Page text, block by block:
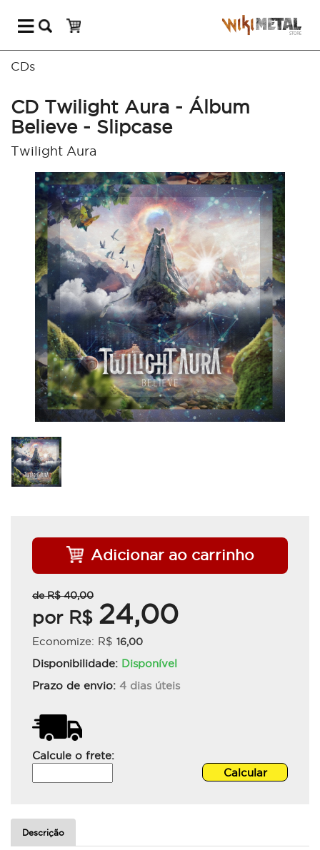
CDs
CD Twilight Aura - Álbum
Believe - Slipcase
Twilight Aura
Adicionar ao carrinho
de R$40,00
por R$ 24,00
Economize: R$ 16,00
Disponibilidade: Disponível
Prazo de envio: 4 dias úteis
Calcule o frete:
Descrição